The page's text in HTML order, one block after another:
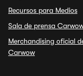
Recursos para Medios
Sala de prensa
Merchandising oficial
Carwow